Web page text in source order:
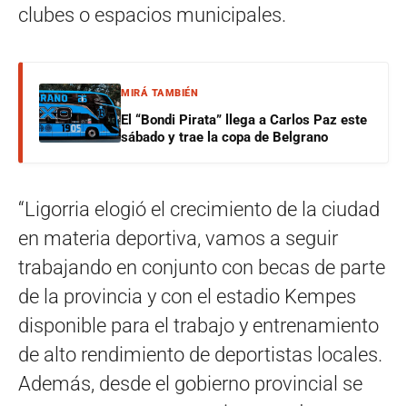
clubes o espacios municipales.
MIRÁ TAMBIÉN
El “Bondi Pirata” llega a Carlos Paz este
sábado y trae la copa de Belgrano
“Ligorria elogió el crecimiento de la ciudad
en materia deportiva, vamos a seguir
trabajando en conjunto con becas de parte
de la provincia y con el estadio Kempes
disponible para el trabajo y entrenamiento
de alto rendimiento de deportistas locales.
Además, desde el gobierno provincial se